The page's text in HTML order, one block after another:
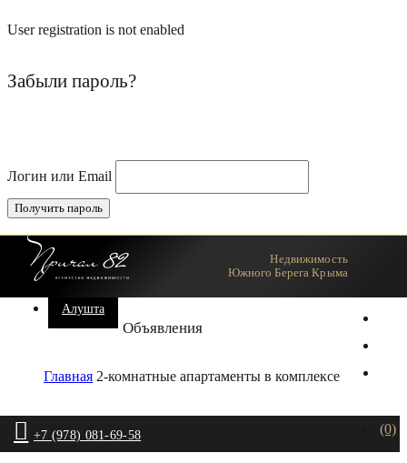
User registration is not enabled
Забыли пароль?
Логин или Email
Ялта
Алушта
+7 (978) 081-69-58 (0)
Недвижимость
Южного Берега Крыма
Объявления
Главная 2-комнатные апартаменты в комплексе